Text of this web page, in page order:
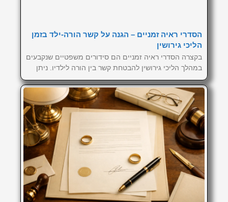
הסדרי ראיה זמניים – הגנה על קשר הורה-ילד בזמן
הליכי גירושין
בקצרה הסדרי ראיה זמניים הם סידורים משפטיים שנקבעים
במהלך הליכי גירושין להבטחת קשר בין הורה לילדיו. ניתן